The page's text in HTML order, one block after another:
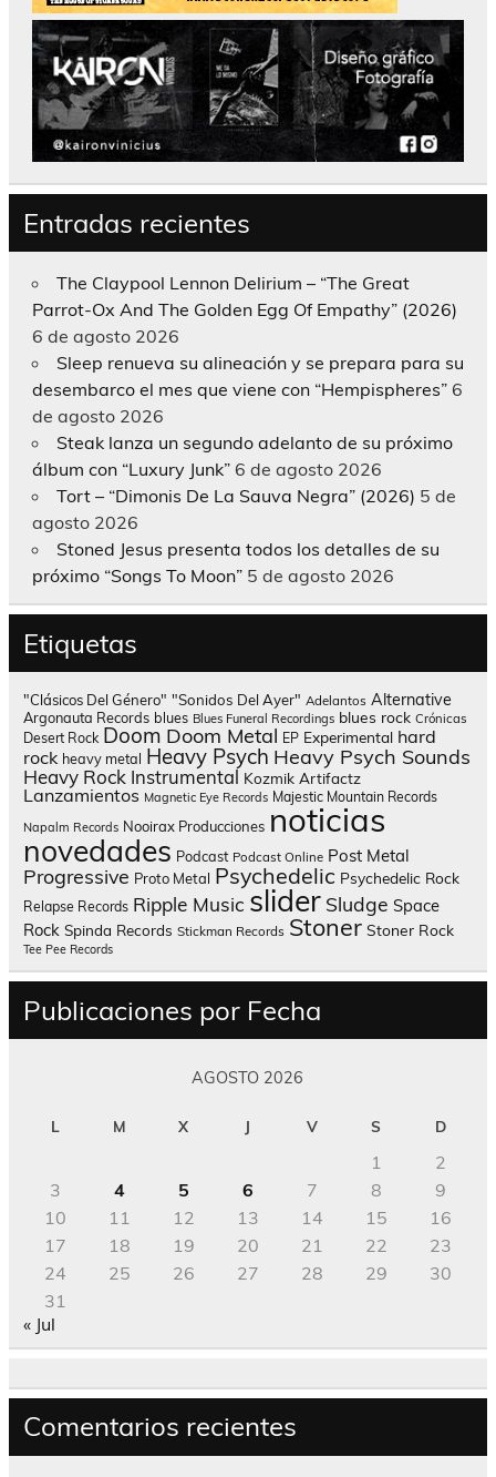
Entradas recientes
The Claypool Lennon Delirium – “The Great
Parrot-Ox And The Golden Egg Of Empathy” (2026)
6 de agosto 2026
Sleep renueva su alineación y se prepara para su
desembarco el mes que viene con “Hempispheres” 6
de agosto 2026
Steak lanza un segundo adelanto de su próximo
álbum con “Luxury Junk” 6 de agosto 2026
Tort – “Dimonis De La Sauva Negra” (2026) 5 de
agosto 2026
Stoned Jesus presenta todos los detalles de su
próximo “Songs To Moon” 5 de agosto 2026
Etiquetas
"Clásicos Del Género" "Sonidos Del Ayer" Adelantos Alternative
Argonauta Records blues Blues Funeral Recordings blues rock Crónicas
Desert Rock Doom Doom Metal EP Experimental hard
rock heavy metal Heavy Psych Heavy Psych Sounds
Heavy Rock Instrumental Kozmik Artifactz
Lanzamientos Magnetic Eye Records Majestic Mountain Records
Napalm Records Nooirax Producciones noticias
novedades Podcast Podcast Online Post Metal
Progressive Proto Metal Psychedelic Psychedelic Rock
Relapse Records Ripple Music slider Sludge Space
Rock Spinda Records Stickman Records Stoner Stoner Rock
Tee Pee Records
Publicaciones por Fecha
AGOSTO 2026
L M X J V S D
1
2
3
4 5 6 7 8
9
10
11 12 13 14 15
16
17
18 19 20 21 22
23
24
25 26 27 28 29
30
31
« Jul
Comentarios recientes